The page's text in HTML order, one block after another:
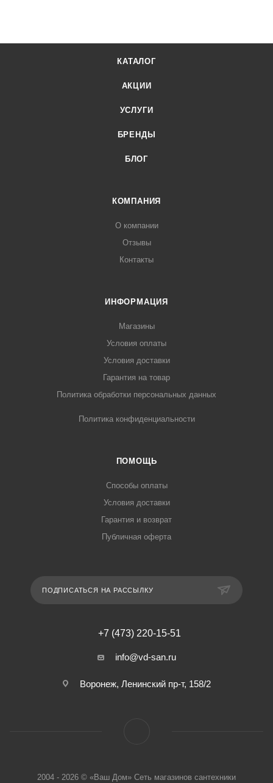
КАТАЛОГ
АКЦИИ
УСЛУГИ
БРЕНДЫ
БЛОГ
КОМПАНИЯ
О компании
Отзывы
Контакты
ИНФОРМАЦИЯ
Магазины
Условия оплаты
Условия доставки
Гарантия на товар
Политика обработки персональных данных
Политика конфиденциальности
ПОМОЩЬ
Способы оплаты
Условия доставки
Гарантия и возврат
Публичная оферта
ПОДПИСАТЬСЯ НА РАССЫЛКУ
+7 (473) 220-15-51
info@vd-san.ru
Воронеж, Ленинский пр-т, 158/2
2004 - 2026 © «Ваш Дом» Сеть магазинов сантехники